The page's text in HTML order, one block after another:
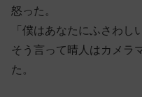
怒った。
「僕はあなたにふさわし
そう言って晴人はカメラ
た。